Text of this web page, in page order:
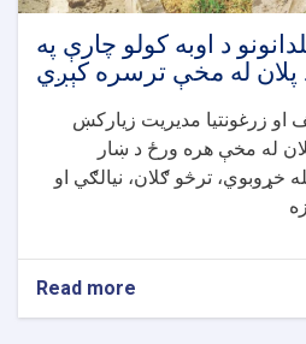
د اوبه کولو چارې په
له مخې ترسره کېږي
او زرغونتیا مدیریت زیارکښ
له مخې هره ورځ د ښار
خړوبوي، ترڅو ګلان، نیالګي او
Read more
د